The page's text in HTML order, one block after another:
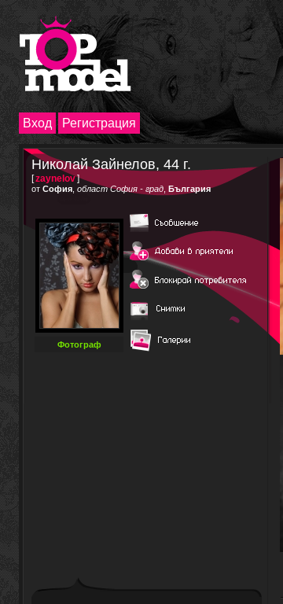
Вход Регистрация
Николай Зайнелов, 44 г.
[zaynelov]
от София област София - град България
Фотограф